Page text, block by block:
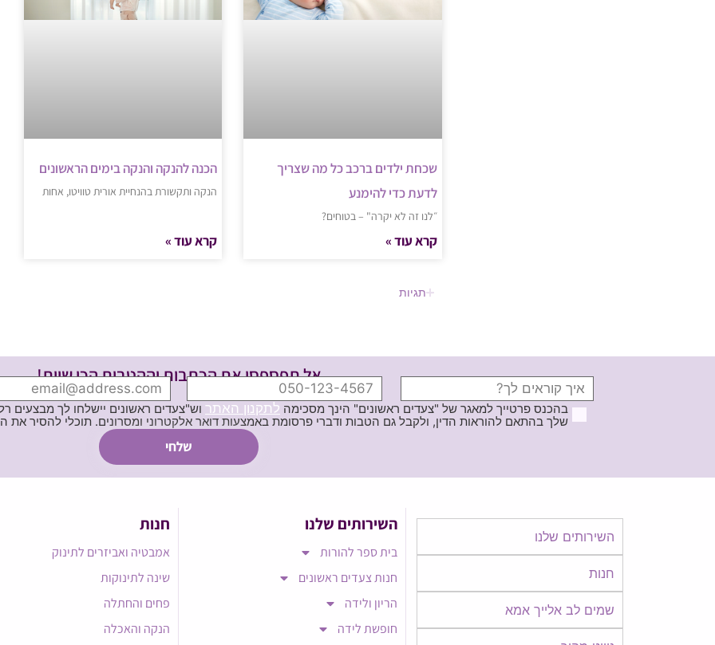
שכחת ילדים ברכב כל מה שצריך
לדעת כדי להימנע
״לנו זה לא יקרה" – בטוחים?
קרא עוד »
הכנה להנקה והנקה בימים הראשונים
הנקה ותקשורת בהנחיית אורית טוויטו, אחות
קרא עוד »
תגיות
אל תפספסי את הכתבות וההטבות הכי שוות!
בהכנס פרטייך למאגר של "צעדים ראשונים" הינך מסכימה לתקנון האתר וש"צעדים ראשונים יישלחו לך מבצעים
שלך בהתאם להוראות הדין, ולקבל גם הטבות ודברי פרסומת באמצעות דואר אלקטרוני ומסרונים. תוכלי להסיר את הרישום בכל עת
השירותים שלנו
חנות
שמים לב אלייך אמא​​
השירותים שלנו
בית ספר להורות
חנות צעדים ראשונים
הריון ולידה
חופשת לידה
חנות
אמבטיה ואביזרים לתינוק
שינה לתינוקות
פחים והחתלה
הנקה והאכלה